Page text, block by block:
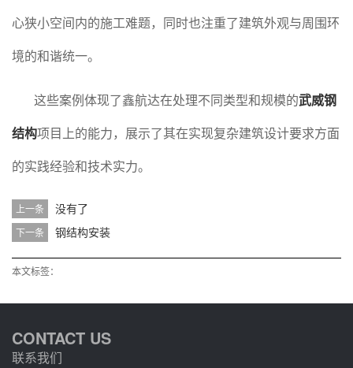
心狭小空间内的施工难题，同时也注重了建筑外观与周围环
境的和谐统一。
这些案例体现了鑫航达在处理不同类型和规模的武威钢
结构项目上的能力，展示了其在实现复杂建筑设计要求方面
的实践经验和技术实力。
上一条 没有了
下一条 钢结构安装
本文标签：
CONTACT US
联系我们